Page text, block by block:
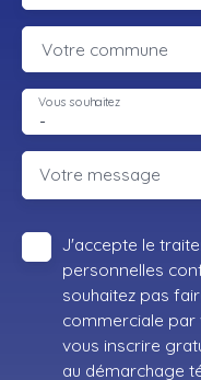
Votre commune
-
Vous souhaitez
Votre message
J'accepte le
personnelles
souhaitez pas
commerciale par
vous inscrire
au démarchage